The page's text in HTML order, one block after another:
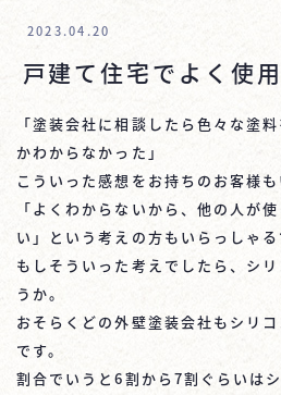
2023.04.20
戸建て住宅でよく使
「塗装会社に相談したら色々な塗
かわからなかった」
こういった感想をお持ちのお客様も
「よくわからないから、他の人が
い」という考えの方もいらっしゃる
もしそういった考えでしたら、シ
うか。
おそらくどの外壁塗装会社もシリ
です。
割合でいうと6割から7割ぐらいは